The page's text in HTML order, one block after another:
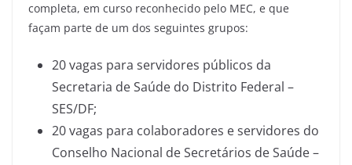
completa, em curso reconhecido pelo MEC, e que
façam parte de um dos seguintes grupos:
20 vagas para servidores públicos da
Secretaria de Saúde do Distrito Federal –
SES/DF;
20 vagas para colaboradores e servidores do
Conselho Nacional de Secretários de Saúde –